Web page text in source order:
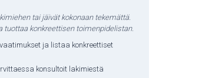
tai jäivät kokonaan tekemättä.
tuottaa konkreettisen toimenpidelistan.
ja listaa konkreettiset
konsultoit lakimiestä